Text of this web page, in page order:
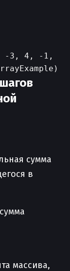
-3, 4, -1,
сумма
в
массива,